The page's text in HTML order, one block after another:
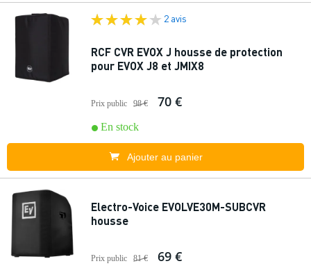
2 avis
RCF CVR EVOX J housse de protection
pour EVOX J8 et JMIX8
Prix public 98 € 70 €
En stock
Ajouter au panier
Electro-Voice EVOLVE30M-SUBCVR
housse
Prix public 81 € 69 €